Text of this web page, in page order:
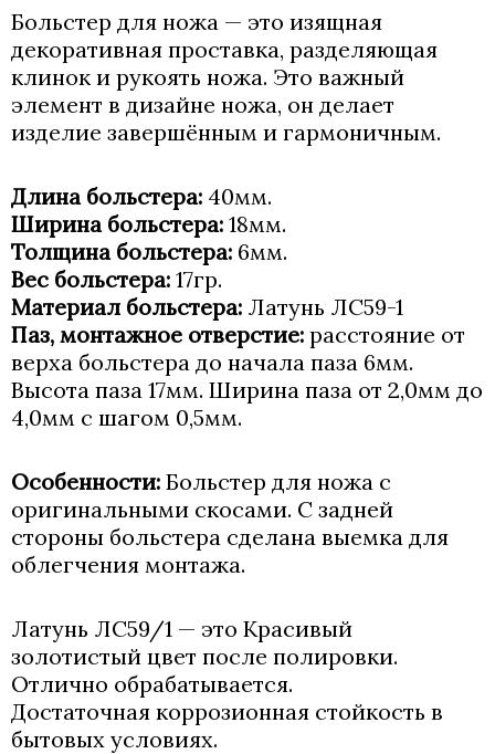
Больстер для ножа — это изящная
декоративная проставка, разделяющая
клинок и рукоять ножа. Это важный
элемент в дизайне ножа, он делает
изделие завершённым и гармоничным.
Длина больстера: 40мм.
Ширина больстера: 18мм.
Толщина больстера: 6мм.
Вес больстера: 17гр.
Материал больстера: Латунь ЛС59-1
Паз, монтажное отверстие: расстояние от
верха больстера до начала паза 6мм.
Высота паза 17мм. Ширина паза от 2,0мм до
4,0мм с шагом 0,5мм.
Особенности: Больстер для ножа с
оригинальными скосами. С задней
стороны больстера сделана выемка для
облегчения монтажа.
Латунь ЛС59/1 — это Красивый
золотистый цвет после полировки.
Отлично обрабатывается.
Достаточная коррозионная стойкость в
бытовых условиях.